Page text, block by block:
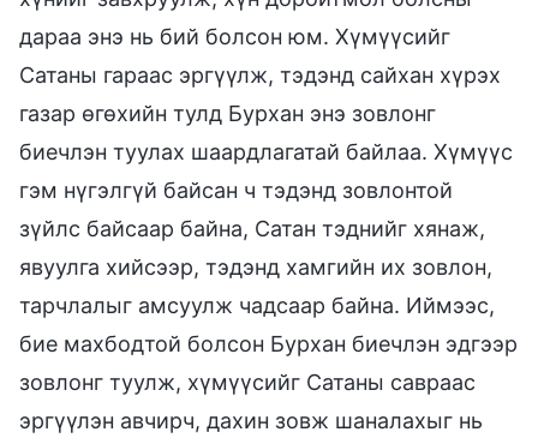
дараа энэ нь бий болсон юм. Хүмүүсийг
Сатаны гараас эргүүлж, тэдэнд сайхан хүрэх
газар өгөхийн тулд Бурхан энэ зовлонг
биечлэн туулах шаардлагатай байлаа. Хүмүүс
гэм нүгэлгүй байсан ч тэдэнд зовлонтой
зүйлс байсаар байна, Сатан тэднийг хянаж,
явуулга хийсээр, тэдэнд хамгийн их зовлон,
тарчлалыг амсуулж чадсаар байна. Иймээс,
бие махбодтой болсон Бурхан биечлэн эдгээр
зовлонг туулж, хүмүүсийг Сатаны савраас
эргүүлэн авчирч, дахин зовж шаналахыг нь